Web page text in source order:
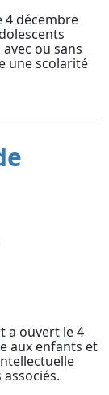
4 décembre
ou sans
une scolarité
a ouvert le 4
aux enfants et